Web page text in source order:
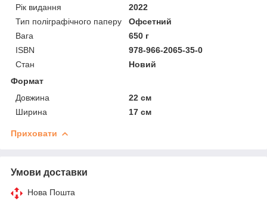
Рік видання
2022
Тип поліграфічного паперу
Офсетний
Вага
650 г
ISBN
978-966-2065-35-0
Стан
Новий
Формат
Довжина
22 см
Ширина
17 см
Приховати
Умови доставки
Нова Пошта